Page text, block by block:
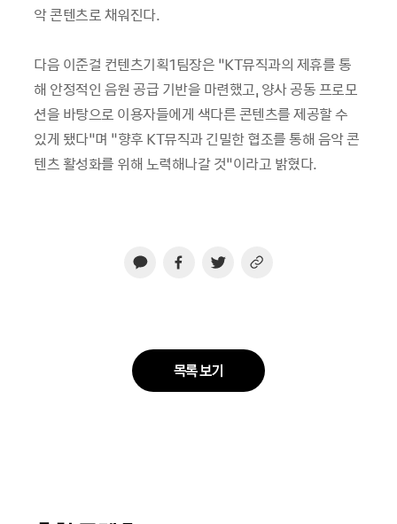
악 콘텐츠로 채워진다.
다음 이준걸 컨텐츠기획1팀장은 “KT뮤직과의 제휴를 통
해 안정적인 음원 공급 기반을 마련했고, 양사 공동 프로모
션을 바탕으로 이용자들에게 색다른 콘텐츠를 제공할 수
있게 됐다”며 “향후 KT뮤직과 긴밀한 협조를 통해 음악 콘
텐츠 활성화를 위해 노력해나갈 것”이라고 밝혔다.
목록 보기